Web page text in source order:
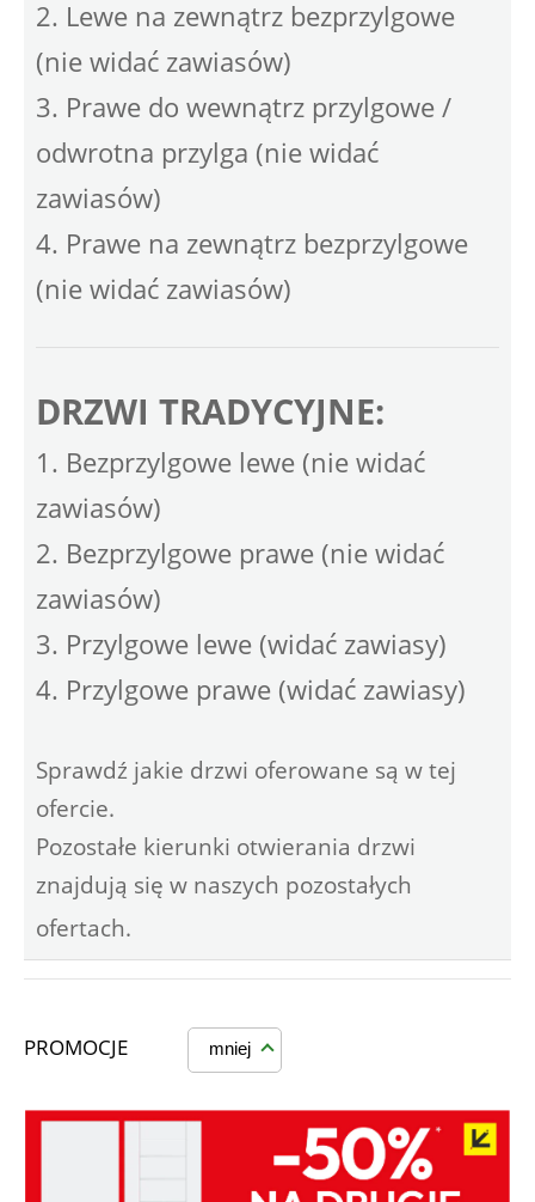
2. Lewe na zewnątrz bezprzylgowe
(nie widać zawiasów)
3. Prawe do wewnątrz przylgowe /
odwrotna przylga (nie widać
zawiasów)
4. Prawe na zewnątrz bezprzylgowe
(nie widać zawiasów)
DRZWI TRADYCYJNE:
1. Bezprzylgowe lewe (nie widać
zawiasów)
2. Bezprzylgowe prawe (nie widać
zawiasów)
3. Przylgowe lewe (widać zawiasy)
4. Przylgowe prawe (widać zawiasy)
Sprawdź jakie drzwi oferowane są w tej
ofercie.
Pozostałe kierunki otwierania drzwi
znajdują się w naszych pozostałych
ofertach.
PROMOCJE mniej